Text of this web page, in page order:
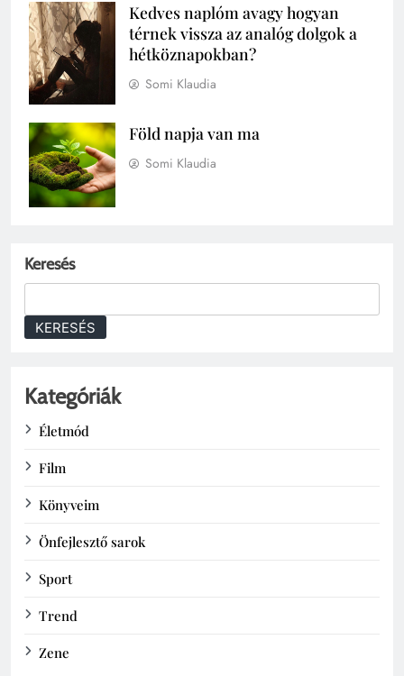
Kedves naplóm avagy hogyan
térnek vissza az analóg dolgok a
hétköznapokban?
Somi Klaudia
Föld napja van ma
Somi Klaudia
Keresés
KERESÉS
Kategóriák
Életmód
Film
Könyveim
Önfejlesztő sarok
Sport
Trend
Zene